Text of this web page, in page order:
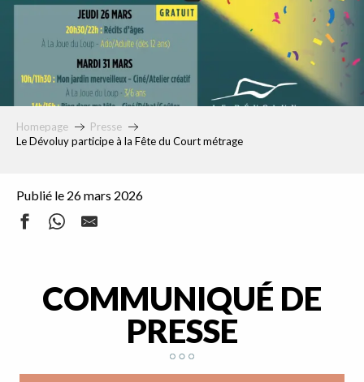
Homepage
Presse
Le Dévoluy participe à la Fête du Court métrage
Publié le 26 mars 2026
COMMUNIQUÉ DE
PRESSE